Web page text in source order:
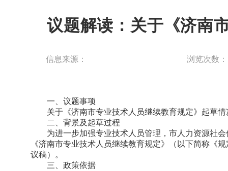
议题解读：关于《济南
信息来源： 浏览次数
一、议题事项
关于《济南市专业技术人员继续教育规定》起草
二、背景及起草过程
为进一步加强专业技术人员管理，市人力资源社
《济南市专业技术人员继续教育规定》（以下简称《
议稿）。
三、政策依据